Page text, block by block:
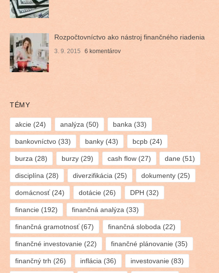
Rozpočtovníctvo ako nástroj finančného riadenia
3. 9. 2015 6 komentárov
TÉMY
akcie (24) analýza (50) banka (33)
bankovníctvo (33) banky(43) bcpb(24)
burza (28) burzy(29) cash flow(27) dane (51)
disciplína (28) diverzifikácia (25) dokumenty(25)
domácnosť(24) dotácie (26) DPH (32)
financie (192) finančná analýza (33)
finančná gramotnosť(67) finančná sloboda (22)
finančné investovanie (22) finančné plánovanie (35)
finančný trh (26) inflácia (36) investovanie (83)